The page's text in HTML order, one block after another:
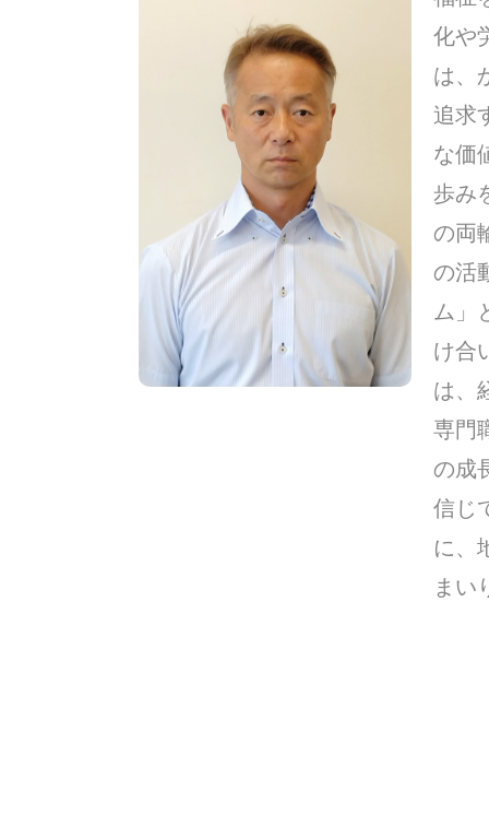
化や
は、
追求
な価
歩み
の両
の活
ム」
け合
は、
専門
の成
信じ
に、
まい